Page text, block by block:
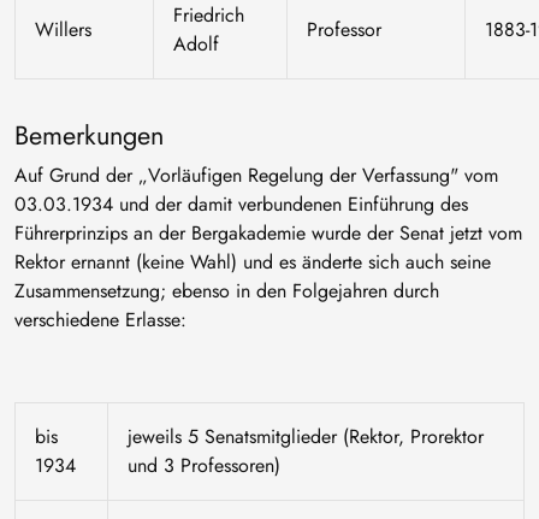
Willers
Friedrich
Adolf
Professor 1883-
Bemerkungen
Auf Grund der „Vorläufigen Regelung der Verfassung" vom
03.03.1934 und der damit verbundenen Einführung des
Führerprinzips an der Bergakademie wurde der Senat jetzt vom
Rektor ernannt (keine Wahl) und es änderte sich auch seine
Zusammensetzung; ebenso in den Folgejahren durch
verschiedene Erlasse:
bis
1934
jeweils 5 Senatsmitglieder (Rektor, Prorektor
und 3 Professoren)